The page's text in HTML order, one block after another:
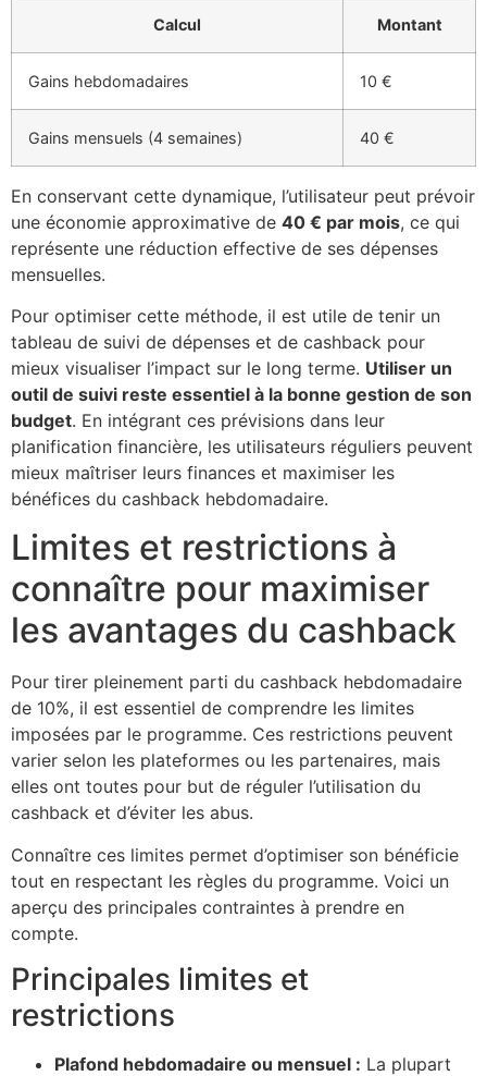
Calcul Montant
Gains hebdomadaires 10 €
Gains mensuels (4 semaines) 40 €
En conservant cette dynamique, l’utilisateur peut prévoir
une économie approximative de 40 € par mois, ce qui
représente une réduction effective de ses dépenses
mensuelles.
Pour optimiser cette méthode, il est utile de tenir un
tableau de suivi de dépenses et de cashback pour
mieux visualiser l’impact sur le long terme. Utiliser un
outil de suivi reste essentiel à la bonne gestion de son
budget. En intégrant ces prévisions dans leur
planification financière, les utilisateurs réguliers peuvent
mieux maîtriser leurs finances et maximiser les
bénéfices du cashback hebdomadaire.
Limites et restrictions à
connaître pour maximiser
les avantages du cashback
Pour tirer pleinement parti du cashback hebdomadaire
de 10%, il est essentiel de comprendre les limites
imposées par le programme. Ces restrictions peuvent
varier selon les plateformes ou les partenaires, mais
elles ont toutes pour but de réguler l’utilisation du
cashback et d’éviter les abus.
Connaître ces limites permet d’optimiser son bénéficie
tout en respectant les règles du programme. Voici un
aperçu des principales contraintes à prendre en
compte.
Principales limites et
restrictions
Plafond hebdomadaire ou mensuel : La plupart